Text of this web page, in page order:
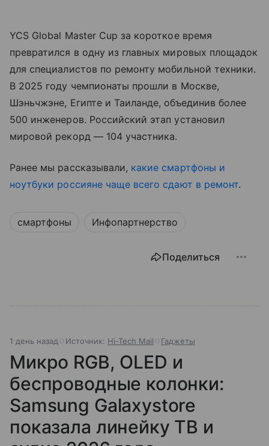
YCS Global Master Cup за короткое время
превратился в одну из главных мировых площадок
для специалистов по ремонту мобильной техники.
В 2025 году чемпионаты прошли в Москве,
Шэньчжэне, Египте и Таиланде, объединив более
500 инженеров. Российский этап установил
мировой рекорд — 104 участника.
Ранее мы рассказывали, какие смартфоны и
ноутбуки россияне чаще всего сдают в ремонт.
смартфоны Инфопартнерство
Поделиться
1 день назад Источник: Hi-Tech Mail Гаджеты
Микро RGB, OLED и
беспроводные колонки:
Samsung Galaxystore
показала линейку ТВ и